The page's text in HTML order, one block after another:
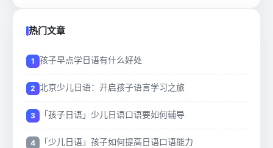
热门文章
孩子早点学日语有什么好处
北京少儿日语：开启孩子语言学习之旅
「孩子日语」少儿日语口语要如何辅导
「少儿日语」孩子如何提高日语口语能力